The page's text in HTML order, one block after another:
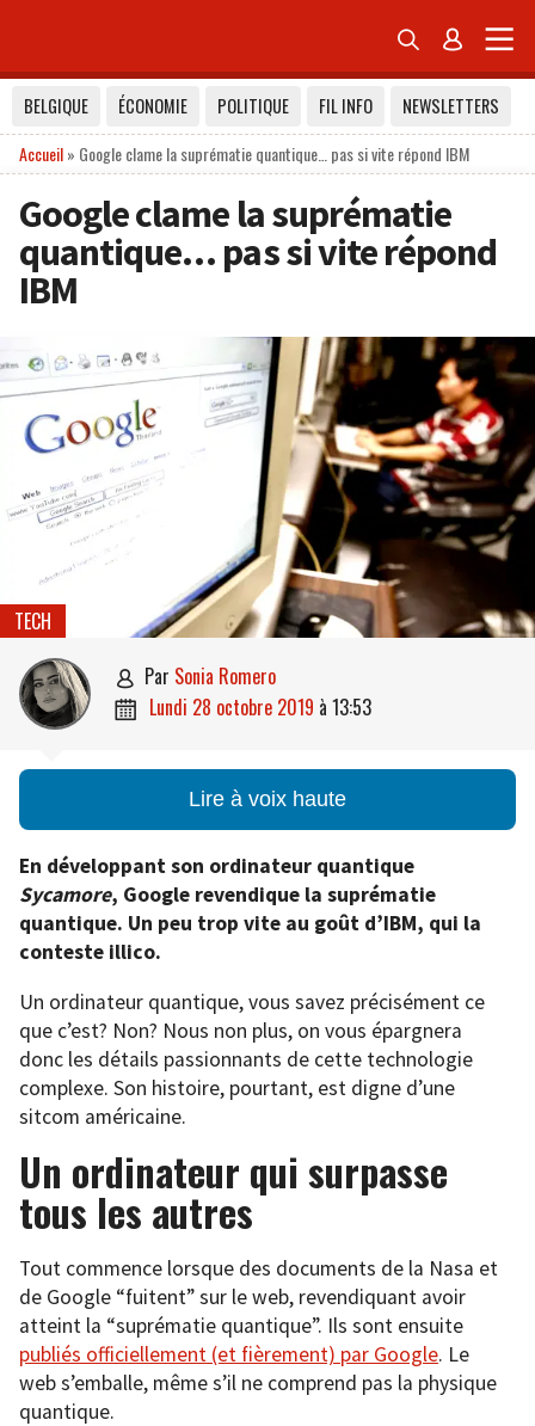
 
BELGIQUE ÉCONOMIE POLITIQUE FIL INFO
NEWSLETTERS
Accueil» Google clame la suprématie quantique… pas si vite répond IBM
Google clame la suprématie
quantique… pas si vite répond
IBM
TECH
 par Sonia Romero
 lundi 28 octobre 2019 à 13:53
Lire à voix haute
En développant son ordinateur quantique
Sycamore, Google revendique la suprématie
quantique. Un peu trop vite au goût d’IBM, qui la
conteste illico.
Un ordinateur quantique, vous savez précisément ce
que c’est? Non? Nous non plus, on vous épargnera
donc les détails passionnants de cette technologie
complexe. Son histoire, pourtant, est digne d’une
sitcom américaine.
Un ordinateur qui surpasse
tous les autres
Tout commence lorsque des documents de la Nasa et
de Google “fuitent” sur le web, revendiquant avoir
atteint la “suprématie quantique”. Ils sont ensuite
publiés officiellement (et fièrement) par Google. Le
web s’emballe, même s’il ne comprend pas la physique
quantique.